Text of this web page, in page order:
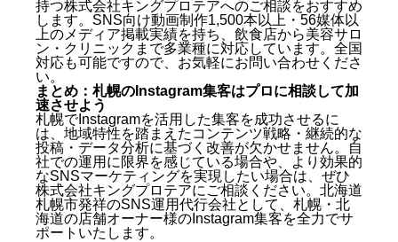
持つ株式会社キングプロテアへのご相談をおすすめ
します。SNS向け動画制作1,500本以上・56媒体以
上のメディア掲載実績を持ち、飲食店から美容サロ
ン・クリニックまで多業種に対応しています。全国
対応も可能ですので、お気軽にお問い合わせくださ
い。
まとめ：札幌のInstagram集客はプロに相談して加
速させよう
札幌でInstagramを活用した集客を成功させるに
は、地域特性を踏まえたコンテンツ戦略・継続的な
投稿・データ分析に基づく改善が欠かせません。自
社での運用に限界を感じている場合や、より効果的
なSNSマーケティングを実現したい場合は、ぜひ
株式会社キングプロテアにご相談ください。北海道
札幌市発祥のSNS運用代行会社として、札幌・北
海道の店舗オーナー様のInstagram集客を全力でサ
ポートいたします。